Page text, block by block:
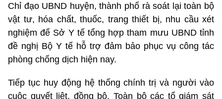
Chỉ đạo UBND huyện, thành phố rà soát lại toàn bộ
vật tư, hóa chất, thuốc, trang thiết bị, nhu cầu xét
nghiệm để Sở Y tế tổng hợp tham mưu UBND tỉnh
đề nghị Bộ Y tế hỗ trợ đảm bảo phục vụ công tác
phòng chống dịch hiện nay.
Tiếp tục huy động hệ thống chính trị và người vào
cuộc quyết liệt, đồng bộ. Toàn bộ các tổ giám sát